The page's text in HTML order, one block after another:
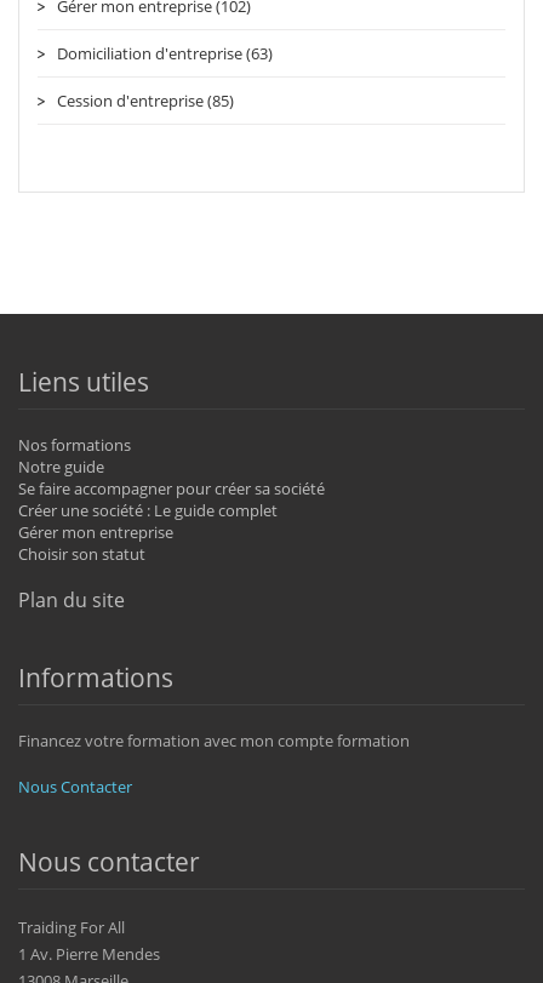
Gérer mon entreprise (102)
Domiciliation d'entreprise (63)
Cession d'entreprise (85)
Liens utiles
Nos formations
Notre guide
Se faire accompagner pour créer sa société
Créer une société : Le guide complet
Gérer mon entreprise
Choisir son statut
Plan du site
Informations
Financez votre formation avec mon compte formation
Nous Contacter
Nous contacter
Traiding For All
1 Av. Pierre Mendes